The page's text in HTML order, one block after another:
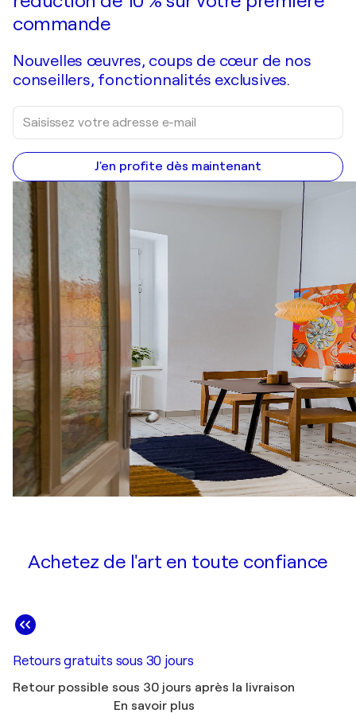
commande
Nouvelles œuvres, coups de cœur de nos
conseillers, fonctionnalités exclusives.
J'en profite dès maintenant
Achetez de l'art en toute confiance
Retours gratuits sous 30 jours
Retour possible sous 30 jours après la livraison
En savoir plus